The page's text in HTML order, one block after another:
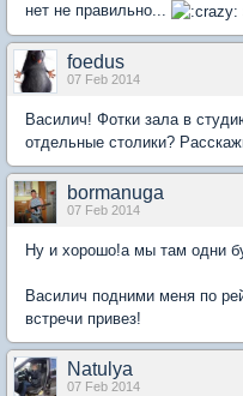
нет не правильно...
foedus
07 Feb 2014
Василич! Фотки зала в
отдельные столики?
bormanuga
07 Feb 2014
Ну и хорошо!а мы там одни
Василич подними меня по
встречи привез!
Natulya
07 Feb 2014